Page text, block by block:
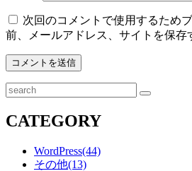
次回のコメントで使用するため
前、メールアドレス、サイトを保存
検
CATEGORY
WordPress(44)
その他(13)